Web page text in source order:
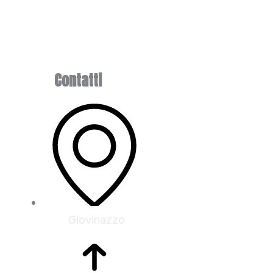
Contatti
Giovinazzo